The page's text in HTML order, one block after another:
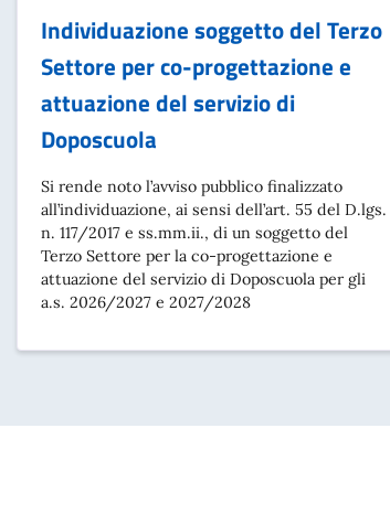
Individuazione soggetto del Terzo
Settore per co-progettazione e
attuazione del servizio di
Doposcuola
Si rende noto l’avviso pubblico finalizzato
all’individuazione, ai sensi dell’art. 55 del D.lgs.
n. 117/2017 e ss.mm.ii., di un soggetto del
Terzo Settore per la co-progettazione e
attuazione del servizio di Doposcuola per gli
a.s. 2026/2027 e 2027/2028